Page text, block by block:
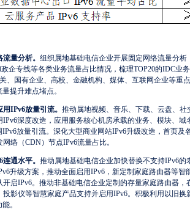
量分析。 组织属地基础电信企业开展固定网络流量分
企专线等各类业务流量占比情况，梳理TOP20的IDC业
、国有企业、高校、金融机构、媒体、互联网企业等重
提升难点堵点。
IPv6放量引流。 推动属地视频、音乐、下载、云盘、
深度改造，应用服务核心机房承载的业务、模块、
放量引流。深化大型商业网站IPv6升级改造，首页
络（CDN）节点IPv6流量占比。
通水平。 推动属地基础电信企业加快替换不支持IPv6
升级方案，推动全面启用IPv6，新定制家庭路由器等
启IPv6。推动非基础电信企业定制的存量家庭路由器
影仪等智慧家庭产品支持并启用IPv6。积极利用以旧
。